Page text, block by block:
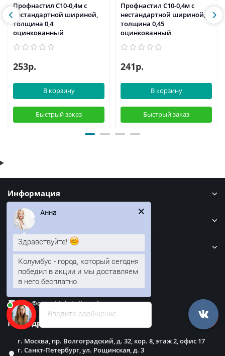
Профнастил С10-0,4м с
нестандартной шириной,
толщина 0,4
оцинкованный
253р.
В корзину
Быстрый заказ
Профнастил С10-0,4м с
нестандартной шириной,
толщина 0,45
оцинкованный
241р.
В корзину
Быстрый заказ
Информация
Кровля
Забор
Наши контакты
info@evroshtaketnikmoskva.ru
Наш адрес
г. Москва, пр. Волгоградский, д. 32, кор. 8, этаж 2, офис 17
г. Санкт-Петербург, ул. Рощинская, д. 3
Введите сообщение
Анна
Здравствуйте!
Колумбус - город, который сегодня
победил в акции и мы доставляем
в него бесплатно